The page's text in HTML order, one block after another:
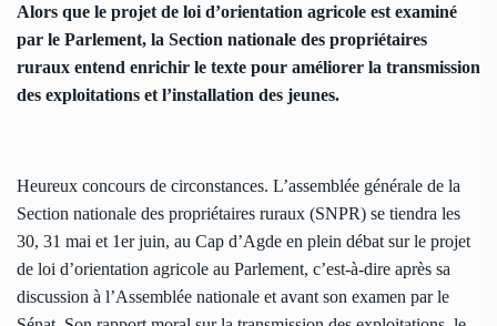
Alors que le projet de loi d’orientation agricole est examiné
par le Parlement, la Section nationale des propriétaires
ruraux entend enrichir le texte pour améliorer la transmission
des exploitations et l’installation des jeunes.
Heureux concours de circonstances. L’assemblée générale de la
Section nationale des propriétaires ruraux (SNPR) se tiendra les
30, 31 mai et 1er juin, au Cap d’Agde en plein débat sur le projet
de loi d’orientation agricole au Parlement, c’est-à-dire après sa
discussion à l’Assemblée nationale et avant son examen par le